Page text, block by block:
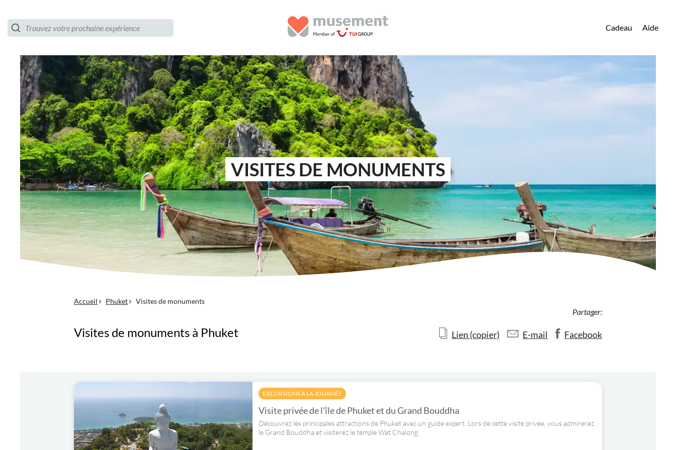
Cadeau Aide
VISITES DE MONUMENTS
Accueil Phuket Visites de monuments
Visites de monuments à Phuket
Partager:
Lien (copier) E-mail Facebook
EXCURSIONS À LA JOURNÉE
Visite privée de l'île de Phuket et du Grand Bouddha
Découvrez les principales attractions de Phuket avec un guide expert. Lors de cette visite privée, vous admirerez
le Grand Bouddha et visiterez le temple Wat Chalong.